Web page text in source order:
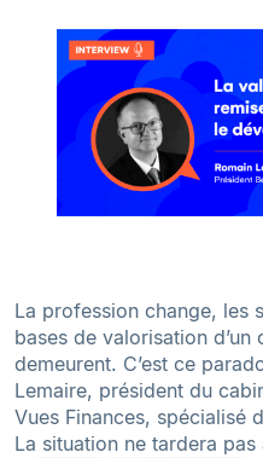
La profession change, les
bases de valorisation
demeurent. C’est ce
Lemaire, président du
Vues Finances, spécialisé
La situation ne tardera